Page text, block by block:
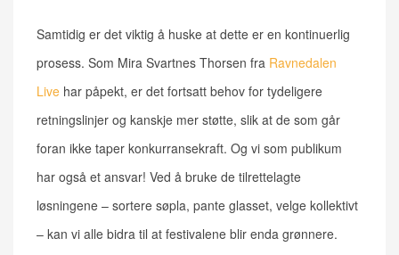
Samtidig er det viktig å huske at dette er en kontinuerlig
prosess. Som Mira Svartnes Thorsen fra Ravnedalen
Live har påpekt, er det fortsatt behov for tydeligere
retningslinjer og kanskje mer støtte, slik at de som går
foran ikke taper konkurransekraft. Og vi som publikum
har også et ansvar! Ved å bruke de tilrettelagte
løsningene – sortere søpla, pante glasset, velge kollektivt
– kan vi alle bidra til at festivalene blir enda grønnere.